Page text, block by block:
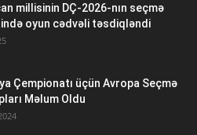
millisinin DÇ-2026-nın seçmə
oyun cədvəli təsdiqləndi
Çempionatı üçün Avropa Seçmə
Məlum Oldu